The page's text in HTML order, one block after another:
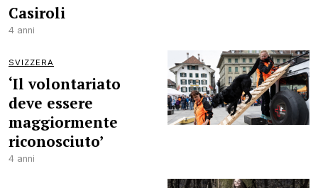
Casiroli
4 anni
SVIZZERA
‘Il volontariato
deve essere
maggiormente
riconosciuto’
4 anni